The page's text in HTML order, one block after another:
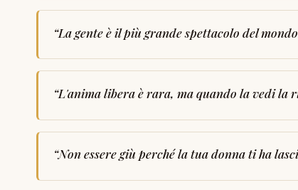
“La gente è il più grande spettacolo del
“L'anima libera è rara, ma quando la vedi la
“Non essere giù perché la tua donna ti ha